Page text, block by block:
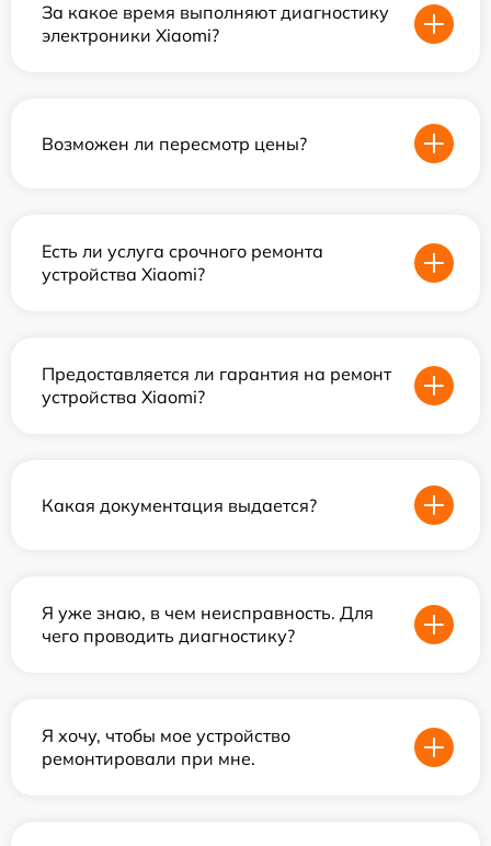
За какое время выполняют диагностику
электроники Xiaomi?
Возможен ли пересмотр цены?
Есть ли услуга срочного ремонта
устройства Xiaomi?
Предоставляется ли гарантия на ремонт
устройства Xiaomi?
Какая документация выдается?
Я уже знаю, в чем неисправность. Для
чего проводить диагностику?
Я хочу, чтобы мое устройство
ремонтировали при мне.